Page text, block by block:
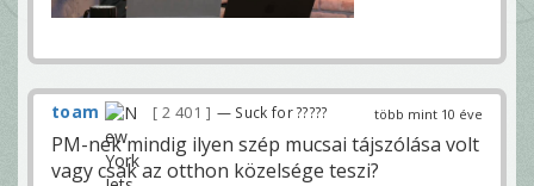
több mint 10 éve
toam 2 401 — Suck for ?????
PM-nek mindig ilyen szép mucsai tájszólása volt
vagy csak az otthon közelsége teszi?